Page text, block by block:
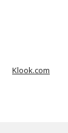
Klook.com